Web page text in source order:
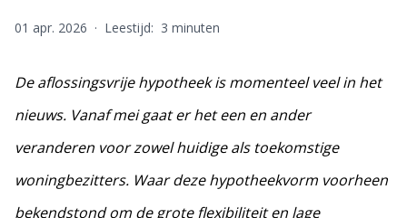
01 apr. 2026 · Leestijd: 3 minuten
De aflossingsvrije hypotheek is momenteel veel in het
nieuws. Vanaf mei gaat er het een en ander
veranderen voor zowel huidige als toekomstige
woningbezitters. Waar deze hypotheekvorm voorheen
bekendstond om de grote flexibiliteit en lage